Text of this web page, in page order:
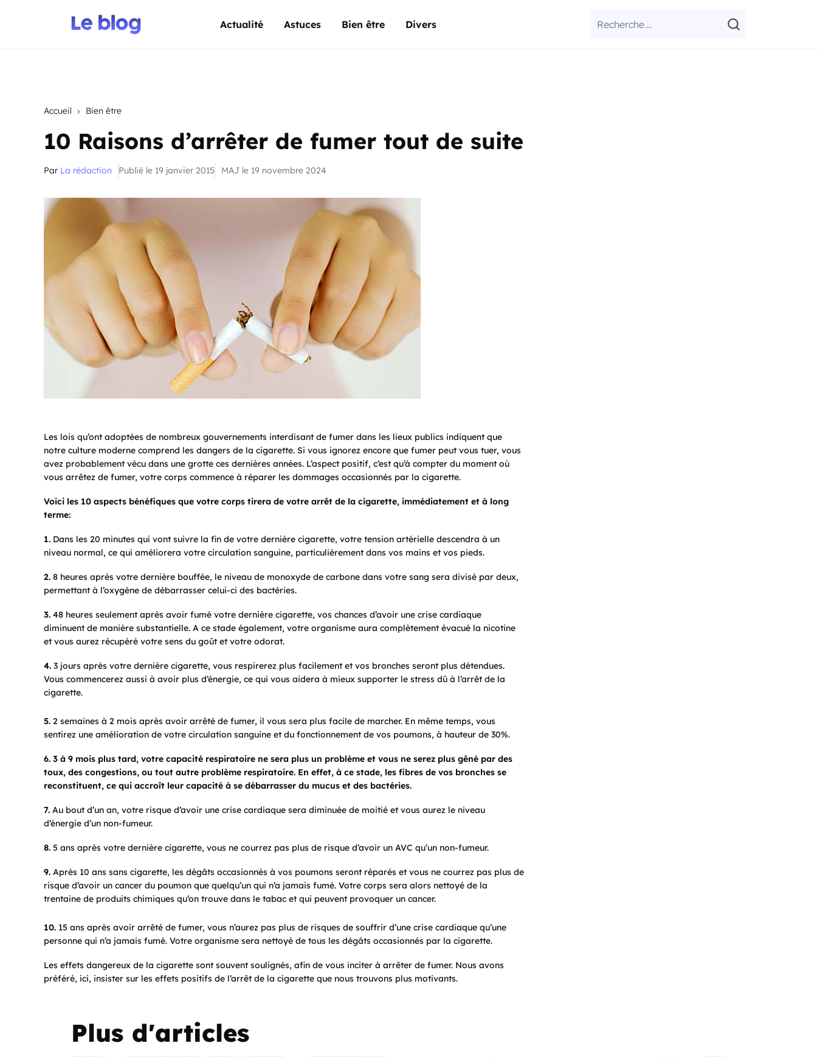
Actualité Astuces Bien être Divers
Accueil Bien être
10 Raisons d’arrêter de fumer tout de suite
Par La rédaction Publié le 19 janvier 2015 MAJ le 19 novembre 2024
Les lois qu’ont adoptées de nombreux gouvernements interdisant de fumer dans les lieux publics indiquent que
notre culture moderne comprend les dangers de la cigarette. Si vous ignorez encore que fumer peut vous tuer, vous
avez probablement vécu dans une grotte ces dernières années. L’aspect positif, c’est qu’à compter du moment où
vous arrêtez de fumer, votre corps commence à réparer les dommages occasionnés par la cigarette.
Voici les 10 aspects bénéfiques que votre corps tirera de votre arrêt de la cigarette, immédiatement et à long
terme:
1. Dans les 20 minutes qui vont suivre la fin de votre dernière cigarette, votre tension artérielle descendra à un
niveau normal, ce qui améliorera votre circulation sanguine, particulièrement dans vos mains et vos pieds.
2. 8 heures après votre dernière bouffée, le niveau de monoxyde de carbone dans votre sang sera divisé par deux,
permettant à l’oxygène de débarrasser celui-ci des bactéries.
3. 48 heures seulement après avoir fumé votre dernière cigarette, vos chances d’avoir une crise cardiaque
diminuent de manière substantielle. A ce stade également, votre organisme aura complètement évacué la nicotine
et vous aurez récupéré votre sens du goût et votre odorat.
4. 3 jours après votre dernière cigarette, vous respirerez plus facilement et vos bronches seront plus détendues.
Vous commencerez aussi à avoir plus d’énergie, ce qui vous aidera à mieux supporter le stress dû à l’arrêt de la
cigarette.
5. 2 semaines à 2 mois après avoir arrêté de fumer, il vous sera plus facile de marcher. En même temps, vous
sentirez une amélioration de votre circulation sanguine et du fonctionnement de vos poumons, à hauteur de 30%.
6. 3 à 9 mois plus tard, votre capacité respiratoire ne sera plus un problème et vous ne serez plus gêné par des
toux, des congestions, ou tout autre problème respiratoire. En effet, à ce stade, les fibres de vos bronches se
reconstituent, ce qui accroît leur capacité à se débarrasser du mucus et des bactéries.
7. Au bout d’un an, votre risque d’avoir une crise cardiaque sera diminuée de moitié et vous aurez le niveau
d’énergie d’un non-fumeur.
8. 5 ans après votre dernière cigarette, vous ne courrez pas plus de risque d’avoir un AVC qu’un non-fumeur.
9. Après 10 ans sans cigarette, les dégâts occasionnés à vos poumons seront réparés et vous ne courrez pas plus de
risque d’avoir un cancer du poumon que quelqu’un qui n’a jamais fumé. Votre corps sera alors nettoyé de la
trentaine de produits chimiques qu’on trouve dans le tabac et qui peuvent provoquer un cancer.
10. 15 ans après avoir arrêté de fumer, vous n’aurez pas plus de risques de souffrir d’une crise cardiaque qu’une
personne qui n’a jamais fumé. Votre organisme sera nettoyé de tous les dégâts occasionnés par la cigarette.
Les effets dangereux de la cigarette sont souvent soulignés, afin de vous inciter à arrêter de fumer. Nous avons
préféré, ici, insister sur les effets positifs de l’arrêt de la cigarette que nous trouvons plus motivants.
Plus d'articles